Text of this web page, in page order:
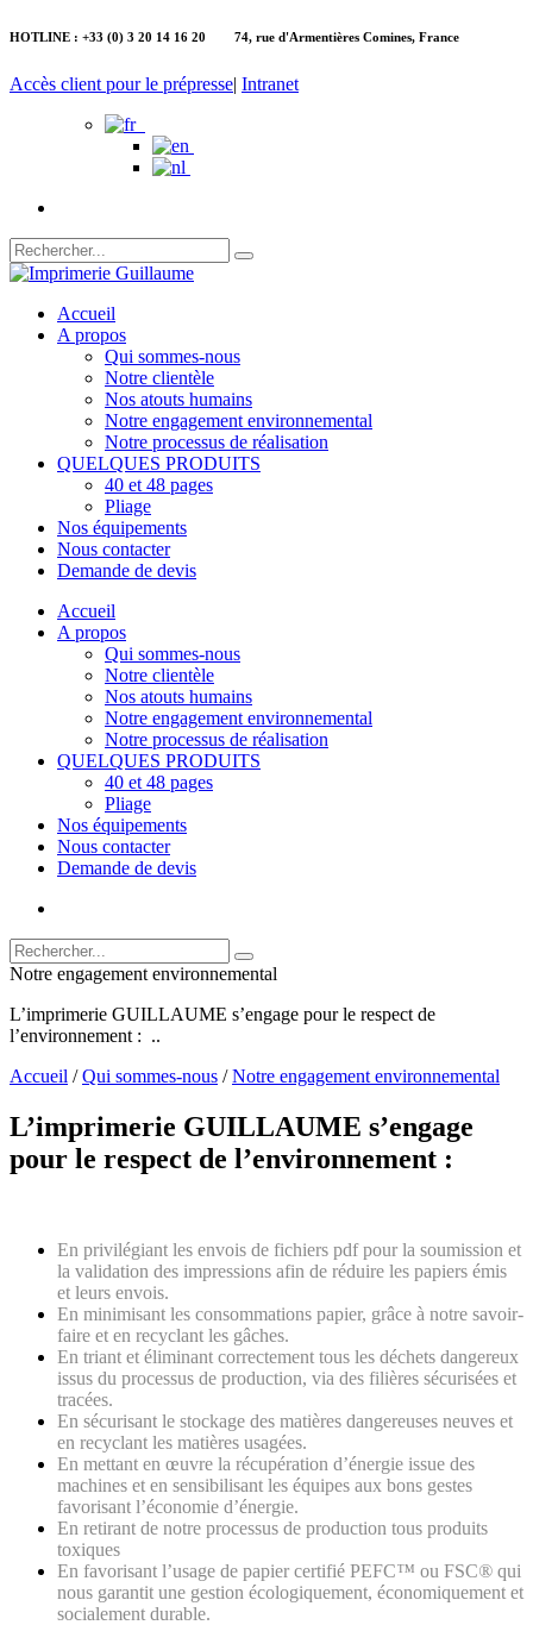
HOTLINE : +33 (0) 3 20 14 16 20 74, rue d'Armentières Comines, France
Accès client pour le prépresse| Intranet
Accueil
A propos
Qui sommes-nous
Notre clientèle
Nos atouts humains
Notre engagement environnemental
Notre processus de réalisation
QUELQUES PRODUITS
40 et 48 pages
Pliage
Nos équipements
Nous contacter
Demande de devis
Accueil
A propos
Qui sommes-nous
Notre clientèle
Nos atouts humains
Notre engagement environnemental
Notre processus de réalisation
QUELQUES PRODUITS
40 et 48 pages
Pliage
Nos équipements
Nous contacter
Demande de devis
Notre engagement environnemental
L’imprimerie GUILLAUME s’engage pour le respect de
l’environnement : ..
Accueil /Qui sommes-nous /Notre engagement environnemental
L’imprimerie GUILLAUME s’engage
pour le respect de l’environnement :
En privilégiant les envois de fichiers pdf pour la soumission et
la validation des impressions afin de réduire les papiers émis
et leurs envois.
En minimisant les consommations papier, grâce à notre savoir-
faire et en recyclant les gâches.
En triant et éliminant correctement tous les déchets dangereux
issus du processus de production, via des filières sécurisées et
tracées.
En sécurisant le stockage des matières dangereuses neuves et
en recyclant les matières usagées.
En mettant en œuvre la récupération d’énergie issue des
machines et en sensibilisant les équipes aux bons gestes
favorisant l’économie d’énergie.
En retirant de notre processus de production tous produits
toxiques
En favorisant l’usage de papier certifié PEFC™ ou FSC® qui
nous garantit une gestion écologiquement, économiquement et
socialement durable.